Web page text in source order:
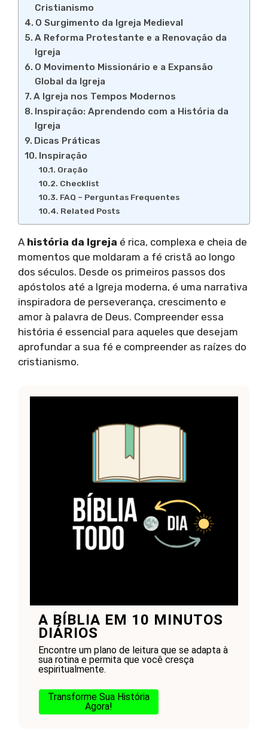
Cristianismo
O Surgimento da Igreja Medieval
A Reforma Protestante e a Renovação da
Igreja
O Movimento Missionário e a Expansão
Global da Igreja
A Igreja nos Tempos Modernos
Inspiração: Aprendendo com a História da
Igreja
Dicas Práticas
Inspiração
Oração
Checklist
FAQ – Perguntas Frequentes
Related Posts
A história da Igreja é rica, complexa e cheia de
momentos que moldaram a fé cristã ao longo
dos séculos. Desde os primeiros passos dos
apóstolos até a Igreja moderna, é uma narrativa
inspiradora de perseverança, crescimento e
amor à palavra de Deus. Compreender essa
história é essencial para aqueles que desejam
aprofundar a sua fé e compreender as raízes do
cristianismo.
A BÍBLIA EM 10 MINUTOS
DIÁRIOS
Encontre um plano de leitura que se adapta à
sua rotina e permita que você cresça
espiritualmente.
Transforme Sua História
Agora!